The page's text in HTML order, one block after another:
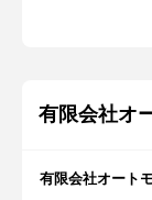
有限会社オ
有限会社オート